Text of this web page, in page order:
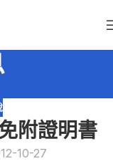
附證明書
10-27